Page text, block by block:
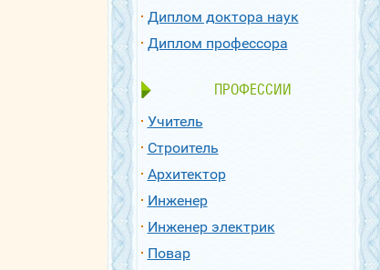
Диплом доктора наук
Диплом профессора
ПРОФЕССИИ
Учитель
Строитель
Архитектор
Инженер
Инженер электрик
Повар